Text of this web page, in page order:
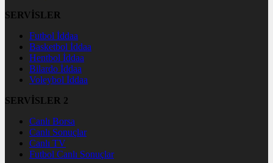
SERVİSLER
Futbol İddaa
Basketbol İddaa
Hentbol İddaa
Bilardo İddaa
Voleybol İddaa
SERVİSLER 2
Canlı Borsa
Canlı Sonuçlar
Canlı TV
Futbol Canlı Sonuçlar